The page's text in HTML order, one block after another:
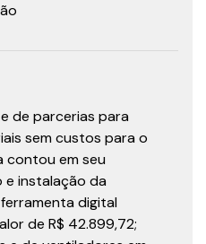
de parcerias para
sem custos para o
contou em seu
instalação da
digital
de R$ 42.899,72;